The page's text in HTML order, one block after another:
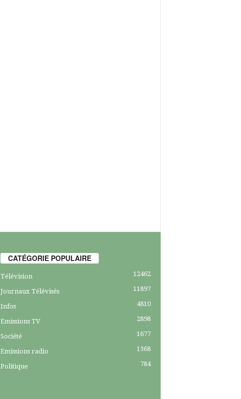
CATÉGORIE POPULAIRE
Télévision 12462
Journaux Télévisés 11897
Infos 4810
Emissions TV 2898
Société 1677
Emissions radio 1368
Politique 784